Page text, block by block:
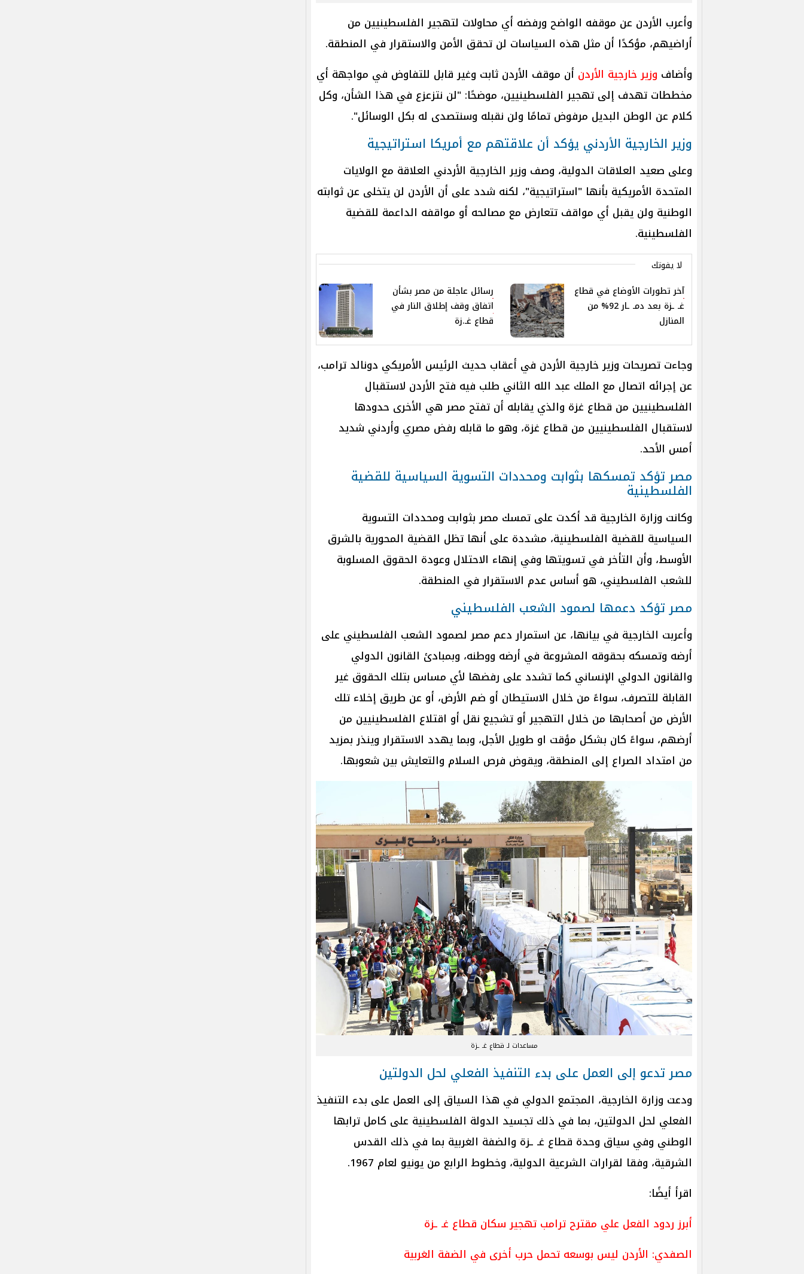
وأعرب الأردن عن موقفه الواضح ورفضه أي محاولات لتهجير الفلسطينيين من
أراضيهم، مؤكدًا أن مثل هذه السياسات لن تحقق الأمن والاستقرار في المنطقة.
وأضاف وزير خارجية الأردن أن موقف الأردن ثابت وغير قابل للتفاوض في مواجهة أي
مخططات تهدف إلى تهجير الفلسطينيين، موضحًا: "لن نتزعزع في هذا الشأن، وكل
كلام عن الوطن البديل مرفوض تمامًا ولن نقبله وسنتصدى له بكل الوسائل".
وزير الخارجية الأردني يؤكد أن علاقتهم مع أمريكا استراتيجية
وعلى صعيد العلاقات الدولية، وصف وزير الخارجية الأردني العلاقة مع الولايات
المتحدة الأمريكية بأنها "استراتيجية"، لكنه شدد على أن الأردن لن يتخلى عن ثوابته
الوطنية ولن يقبل أي مواقف تتعارض مع مصالحه أو مواقفه الداعمة للقضية
الفلسطينية.
لا يفوتك
آخر تطورات الأوضاع في قطاع
غـ ـزة بعد دمـ ـار 92% من
المنازل
رسائل عاجلة من مصر بشأن
اتفاق وقف إطلاق النار في
قطاع غـ.زة
وجاءت تصريحات وزير خارجية الأردن في أعقاب حديث الرئيس الأمريكي دونالد ترامب،
عن إجرائه اتصال مع الملك عبد الله الثاني طلب فيه فتح الأردن لاستقبال
الفلسطينيين من قطاع غزة والذي يقابله أن تفتح مصر هي الأخرى حدودها
لاستقبال الفلسطينيين من قطاع غزة، وهو ما قابله رفض مصري وأردني شديد
أمس الأحد.
مصر تؤكد تمسكها بثوابت ومحددات التسوية السياسية للقضية
الفلسطينية
وكانت وزارة الخارجية قد أكدت على تمسك مصر بثوابت ومحددات التسوية
السياسية للقضية الفلسطينية، مشددة على أنها تظل القضية المحورية بالشرق
الأوسط، وأن التأخر في تسويتها وفي إنهاء الاحتلال وعودة الحقوق المسلوبة
للشعب الفلسطيني، هو أساس عدم الاستقرار في المنطقة.
مصر تؤكد دعمها لصمود الشعب الفلسطيني
وأعربت الخارجية في بيانها، عن استمرار دعم مصر لصمود الشعب الفلسطيني على
أرضه وتمسكه بحقوقه المشروعة في أرضه ووطنه، وبمبادئ القانون الدولي
والقانون الدولي الإنساني كما تشدد على رفضها لأي مساس بتلك الحقوق غير
القابلة للتصرف، سواءً من خلال الاستيطان أو ضم الأرض، أو عن طريق إخلاء تلك
الأرض من أصحابها من خلال التهجير أو تشجيع نقل أو اقتلاع الفلسطينيين من
أرضهم، سواءً كان بشكل مؤقت او طويل الأجل، وبما يهدد الاستقرار وينذر بمزيد
من امتداد الصراع إلى المنطقة، ويقوض فرص السلام والتعايش بين شعوبها.
مساعدات لـ قطاع غـ ـزة
مصر تدعو إلى العمل على بدء التنفيذ الفعلي لحل الدولتين
ودعت وزارة الخارجية، المجتمع الدولي في هذا السياق إلى العمل على بدء التنفيذ
الفعلي لحل الدولتين، بما في ذلك تجسيد الدولة الفلسطينية على كامل ترابها
الوطني وفي سياق وحدة قطاع غـ ـزة والضفة الغربية بما في ذلك القدس
الشرقية، وفقا لقرارات الشرعية الدولية، وخطوط الرابع من يونيو لعام 1967.
اقرأ أيضًا:
أبرز ردود الفعل علي مقترح ترامب تهجير سكان قطاع غـ ـزة
الصفدي: الأردن ليس بوسعه تحمل حرب أخرى في الضفة الغربية